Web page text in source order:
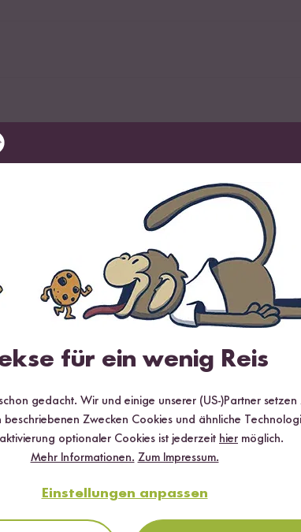
Angebot
mild mögen
für ein wenig Reis
gedacht. Wir und einige unserer (US-)Partner
beschriebenen Zwecken Cookies und ähnliche
optionaler Cookies ist jederzeit hier möglich.
Mehr Informationen. Zum Impressum.
Einstellungen anpassen